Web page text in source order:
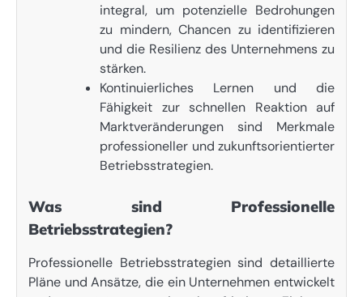
integral, um potenzielle Bedrohungen
zu mindern, Chancen zu identifizieren
und die Resilienz des Unternehmens zu
stärken.
Kontinuierliches Lernen und die
Fähigkeit zur schnellen Reaktion auf
Marktveränderungen sind Merkmale
professioneller und zukunftsorientierter
Betriebsstrategien.
Was sind Professionelle
Betriebsstrategien?
Professionelle Betriebsstrategien sind detaillierte
Pläne und Ansätze, die ein Unternehmen entwickelt